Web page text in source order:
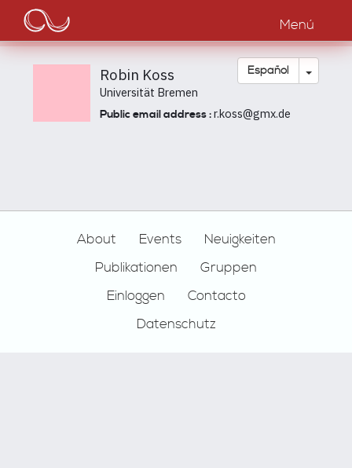
Pasar
contenido
principal
Main
navigation
Menú
Español Toggle
Robin Koss
Universität Bremen
Public email address :r.koss@gmx.de
About Events
Neuigkeiten
Publikationen
Gruppen
Einloggen
Contacto
Datenschutz